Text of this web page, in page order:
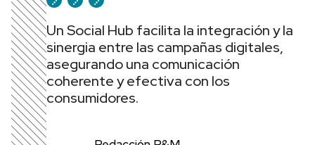
Un Social Hub facilita la integración y la
sinergia entre las campañas digitales,
asegurando una comunicación
coherente y efectiva con los
consumidores.